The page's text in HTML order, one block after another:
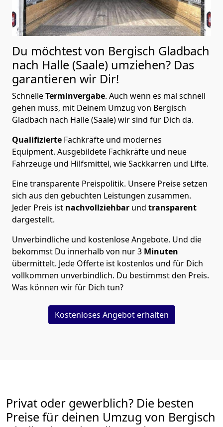
Du möchtest von Bergisch Gladbach
nach Halle (Saale) umziehen? Das
garantieren wir Dir!
SchnelleTerminvergabe. Auch wenn es mal schnell
gehen muss, mit Deinem Umzug von Bergisch
Gladbach nach Halle (Saale) wir sind für Dich da.
Qualifizierte Fachkräfte und modernes
Equipment. Ausgebildete Fachkräfte und neue
Fahrzeuge und Hilfsmittel, wie Sackkarren und Lifte.
Eine transparente Preispolitik. Unsere Preise setzen
sich aus den gebuchten Leistungen zusammen.
Jeder Preis ist nachvollziehbar und transparent
dargestellt.
Unverbindliche und kostenlose Angebote. Und die
bekommst Du innerhalb von nur3 Minuten
übermittelt. Jede Offerte ist kostenlos und für Dich
vollkommen unverbindlich. Du bestimmst den Preis.
Was können wir für Dich tun?
Kostenloses Angebot erhalten
Privat oder gewerblich? Die besten
Preise für deinen Umzug von Bergisch